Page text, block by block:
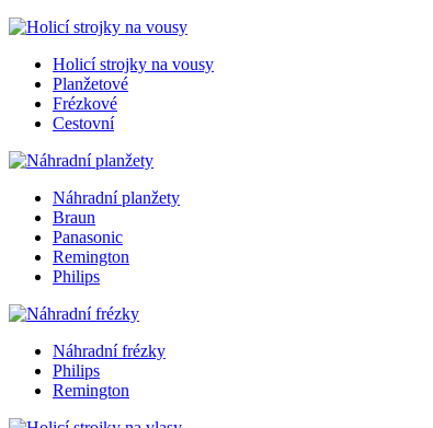
Holicí strojky na vousy
Planžetové
Frézkové
Cestovní
Náhradní planžety
Braun
Panasonic
Remington
Philips
Náhradní frézky
Philips
Remington